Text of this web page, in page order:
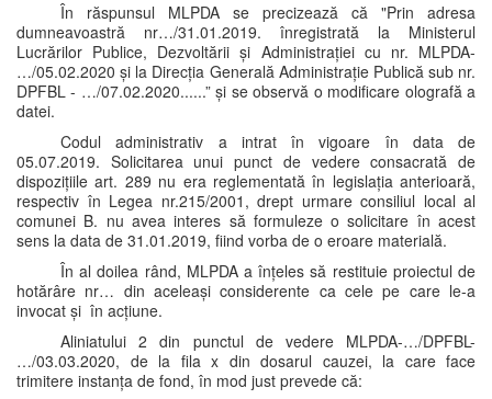
În răspunsul MLPDA se precizează că "Prin adresa
dumneavoastră nr…/31.01.2019. înregistrată la Ministerul
Lucrărilor Publice, Dezvoltării și Administrației cu nr. MLPDA-
…/05.02.2020 și la Direcția Generală Administrație Publică sub nr.
DPFBL - …/07.02.2020......” și se observă o modificare olografă a
datei.
Codul administrativ a intrat în vigoare în data de
05.07.2019. Solicitarea unui punct de vedere consacrată de
dispozițiile art. 289 nu era reglementată în legislația anterioară,
respectiv în Legea nr.215/2001, drept urmare consiliul local al
comunei B. nu avea interes să formuleze o solicitare în acest
sens la data de 31.01.2019, fiind vorba de o eroare materială.
În al doilea rând, MLPDA a înțeles să restituie proiectul de
hotărâre nr… din aceleași considerente ca cele pe care le-a
invocat și în acțiune.
Aliniatului 2 din punctul de vedere MLPDA-…/DPFBL-
…/03.03.2020, de la fila x din dosarul cauzei, la care face
trimitere instanța de fond, în mod just prevede că: